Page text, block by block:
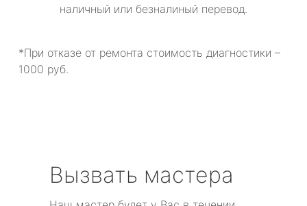
наличный или безналиный перевод.
*При отказе от ремонта стоимость диагностики –
1000 руб.
Вызвать мастера